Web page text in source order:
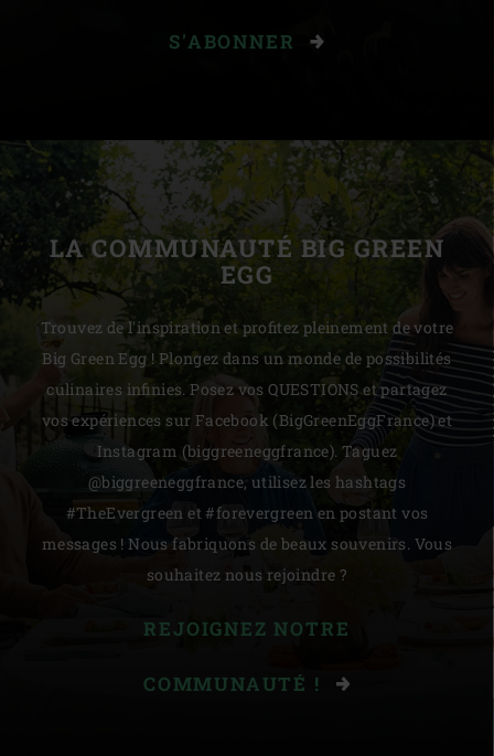
S'ABONNER
LA COMMUNAUTÉ BIG GREEN
EGG
Trouvez de l'inspiration et profitez pleinement de votre
Big Green Egg ! Plongez dans un monde de possibilités
culinaires infinies. Posez vos QUESTIONS et partagez
vos expériences sur Facebook (BigGreenEggFrance) et
Instagram (biggreeneggfrance). Taguez
@biggreeneggfrance, utilisez les hashtags
#TheEvergreen et #forevergreen en postant vos
messages ! Nous fabriquons de beaux souvenirs. Vous
souhaitez nous rejoindre ?
REJOIGNEZ NOTRE
COMMUNAUTÉ !